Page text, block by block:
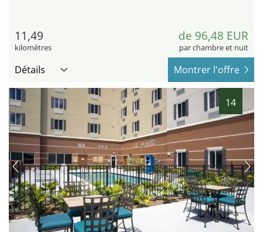
11,49
kilomètres
de 96,48 EUR
par chambre et nuit
Détails Montrer l'offre
14